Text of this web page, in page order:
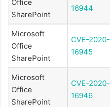
Office
SharePoint
16944
Microsoft
Office
SharePoint
CVE-2020-
16945
Microsoft
Office
SharePoint
CVE-2020-
16946